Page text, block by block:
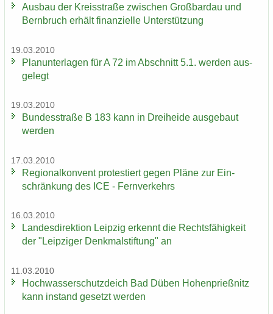
Aus­bau der Kreis­stra­ße zwi­schen Groß­bardau und
Bern­bruch er­hält fi­nan­zi­el­le Un­ter­stüt­zung
19.03.2010
Plan­un­ter­la­gen für A 72 im Ab­schnitt 5.1. wer­den aus­
ge­legt
19.03.2010
Bun­des­stra­ße B 183 kann in Drei­hei­de aus­ge­baut
wer­den
17.03.2010
Re­gio­nal­kon­vent pro­tes­tiert gegen Pläne zur Ein­
schrän­kung des ICE - Fern­ver­kehrs
16.03.2010
Lan­des­di­rek­ti­on Leip­zig er­kennt die Rechts­fä­hig­keit
der "Leip­zi­ger Denk­mal­stif­tung" an
11.03.2010
Hoch­was­ser­schutz­deich Bad Düben Ho­hen­prieß­nitz
kann in­stand ge­setzt wer­den